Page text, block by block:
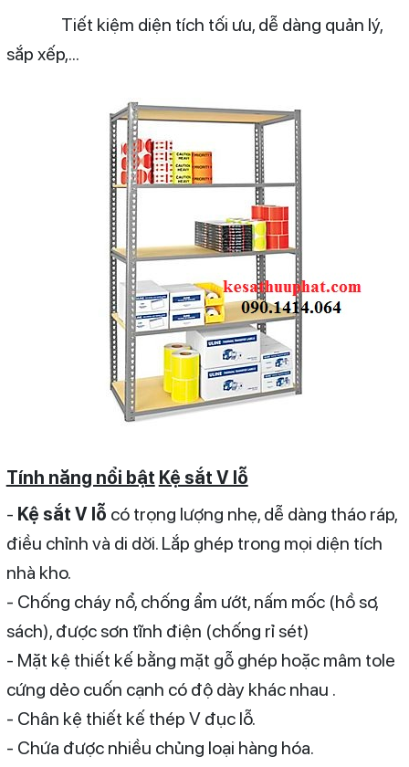
Tiết kiệm diện tích tối ưu, dễ dàng quản lý,
sắp xếp,...
Tính năng nổi bật Kệ sắt V lỗ
- Kệ sắt V lỗ có trọng lượng nhẹ, dễ dàng tháo ráp,
điều chỉnh và di dời. Lắp ghép trong mọi diện tích
nhà kho.
- Chống cháy nổ, chống ẩm ướt, nấm mốc (hồ sơ,
sách), được sơn tĩnh điện (chống rỉ sét)
- Mặt kệ thiết kế bằng mặt gỗ ghép hoặc mâm tole
cứng dẻo cuốn cạnh có độ dày khác nhau .
- Chân kệ thiết kế thép V đục lỗ.
- Chứa được nhiều chủng loại hàng hóa.